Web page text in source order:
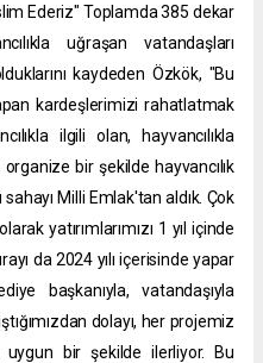
Ederiz" Toplamda 385 dekar
uğraşan vatandaşları
kaydeden Özkök, "Bu
kardeşlerimizi rahatlatmak
ilgili olan, hayvancılıkla
bir şekilde hayvancılık
Milli Emlak'tan aldık. Çok
yatırımlarımızı 1 yıl içinde
da 2024 yılı içerisinde yapar
başkanıyla, vatandaşıyla
dolayı, her projemiz
uygun bir şekilde ilerliyor. Bu